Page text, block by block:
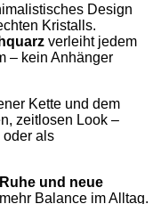
Design
Kristalls.
verleiht jedem
– kein Anhänger
Kette und dem
zeitlosen Look –
oder als
und neue
Balance im Alltag.